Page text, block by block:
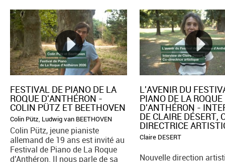
FESTIVAL DE PIANO DE LA
ROQUE D'ANTHÉRON -
COLIN PÜTZ ET BEETHOVEN
Colin Pütz, Ludwig van BEETHOVEN
Colin Pütz, jeune pianiste
allemand de 19 ans est invité au
Festival de Piano de La Roque
d'Anthéron. Il nous parle de sa
L'AVENIR DU
PIANO DE LA ROQUE
D'ANTHÉRON -
DE CLAIRE DÉSERT,
DIRECTRICE
Claire DESERT
Nouvelle direction